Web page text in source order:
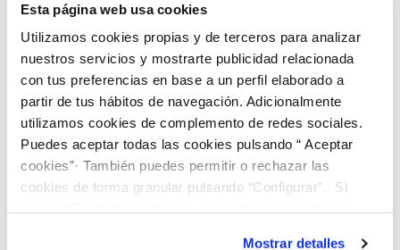
Esta página web usa cookies
Utilizamos cookies propias y de terceros para analizar
nuestros servicios y mostrarte publicidad relacionada
con tus preferencias en base a un perfil elaborado a
partir de tus hábitos de navegación. Adicionalmente
utilizamos cookies de complemento de redes sociales.
Puedes aceptar todas las cookies pulsando “ Aceptar
cookies”· También puedes permitir o rechazar las
cookies de forma granular pulsando “Configurar”. Si
Mostrar detalles
gestionadas por Hidraqua para impartir su
ruta formativa sobre infraestructuras
referentes en la gestión del ciclo integral
del agua